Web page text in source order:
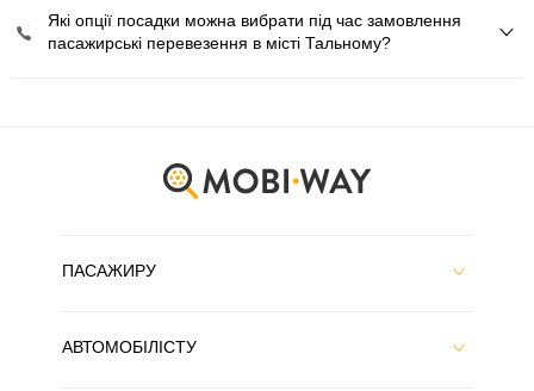
Які опції посадки можна вибрати під час замовлення
пасажирські перевезення в місті Тальному?
ПАСАЖИРУ
АВТОМОБІЛІСТУ